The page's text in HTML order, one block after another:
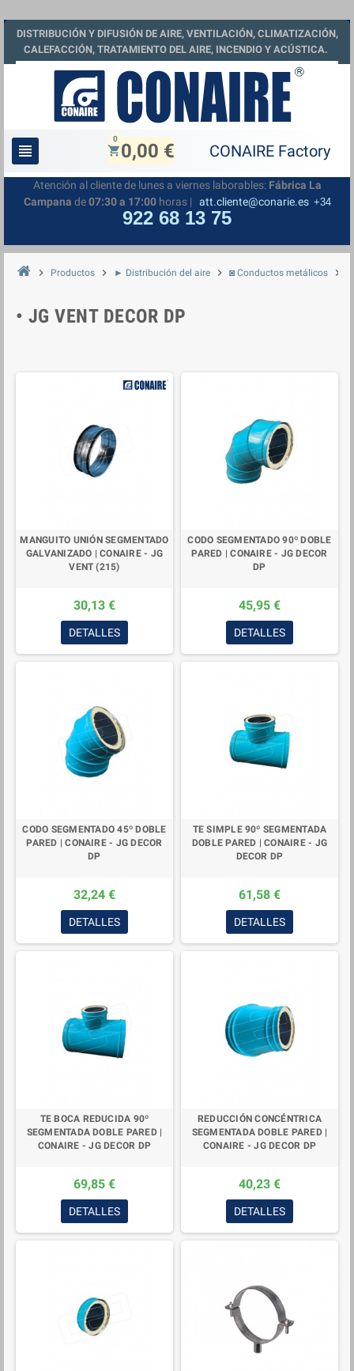
DISTRIBUCIÓN Y DIFUSIÓN DE AIRE, VENTILACIÓN, CLIMATIZACIÓN,
CALEFACCIÓN, TRATAMIENTO DEL AIRE, INCENDIO Y ACÚSTICA.
view_headline shopping_cart0,00 €
0
Atención al cliente de lunes a viernes laborables: Fábrica La
Campana de07:30 a 17:00horas | att.cliente@conarie.es +34
922 68 13 75
chevron_right Productos chevron_right ► Distribución del aire chevron_right ◙ Conductos metálicos chevron_right
• JG VENT DECOR DP
MANGUITO UNIÓN SEGMENTADO
GALVANIZADO | CONAIRE - JG
VENT (215)
30,13 €
DETALLES
CODO SEGMENTADO 90º DOBLE
PARED | CONAIRE - JG DECOR
DP
45,95 €
DETALLES
CODO SEGMENTADO 45º DOBLE
PARED | CONAIRE - JG DECOR
DP
32,24 €
DETALLES
TE SIMPLE 90º SEGMENTADA
DOBLE PARED | CONAIRE - JG
DECOR DP
61,58 €
DETALLES
TE BOCA REDUCIDA 90º
SEGMENTADA DOBLE PARED |
CONAIRE - JG DECOR DP
69,85 €
DETALLES
REDUCCIÓN CONCÉNTRICA
SEGMENTADA DOBLE PARED |
CONAIRE - JG DECOR DP
40,23 €
DETALLES